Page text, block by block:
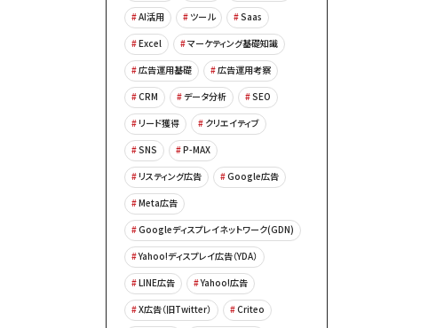
AI活用
ツール
Saas
Excel
マーケティング基礎知識
広告運用基礎
広告運用考察
CRM
データ分析
SEO
リード獲得
クリエイティブ
SNS
P-MAX
リスティング広告
Google広告
Meta広告
Googleディスプレイネットワーク(GDN)
Yahoo!ディスプレイ広告（YDA）
LINE広告
Yahoo!広告
X広告（旧Twitter）
Criteo